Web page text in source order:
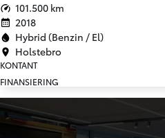
101.500 km
2018
Hybrid (Benzin / El)
Holstebro
KONTANT
FINANSIERING